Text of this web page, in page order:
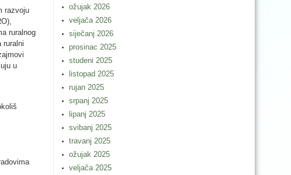
razvoju
ruralnog
ruralni
u
ožujak 2026
veljača 2026
siječanj 2026
prosinac 2025
studeni 2025
listopad 2025
rujan 2025
srpanj 2025
lipanj 2025
svibanj 2025
travanj 2025
ožujak 2025
veljača 2025